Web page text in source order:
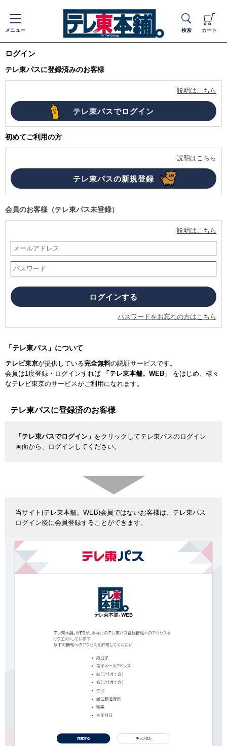
メニュー 検索 カート
ログイン
テレ東パスに登録済みのお客様
説明はこちら
初めてご利用の方
説明はこちら
会員のお客様（テレ東パス未登録）
説明はこちら
パスワードをお忘れの方はこちら
「テレ東パス」について
テレビ東京が提供している完全無料の認証サービスです。
会員は1度登録・ログインすれば
「テレ東本舗。WEB」 をはじめ、様々
なテレビ東京のサービスがご利用になれます。
テレ東パスに登録済のお客様
「テレ東パスでログイン」 をクリックしてテレ東パスのログイン
画面から、ログインしてください。
当サイト(テレ東本舗。WEB)会員ではないお客様は、テレ東パス
ログイン後に会員登録することができます。